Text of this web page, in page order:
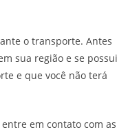
o transporte. Antes
sua região e se possui
e que você não terá
em contato com as